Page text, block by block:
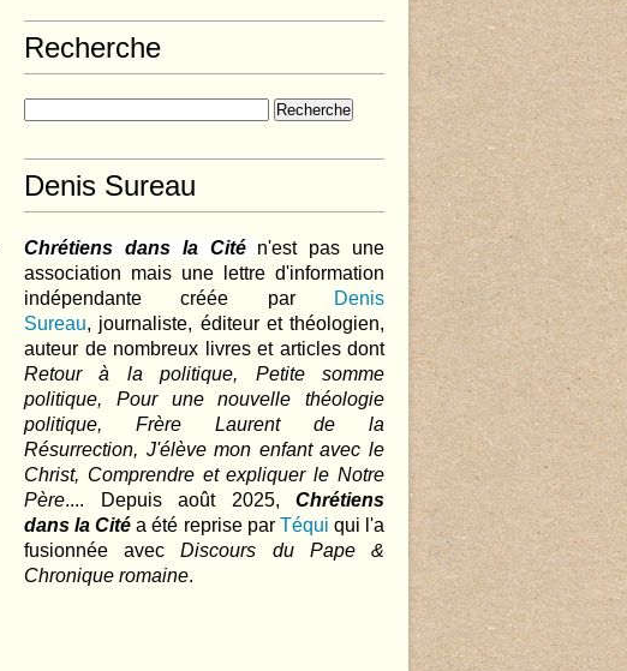
Recherche
Denis Sureau
Chrétiens dans la Cité
n'est pas une
association mais une lettre d'information
indépendante créée par
Denis
Sureau, journaliste, éditeur et théologien,
auteur de nombreux livres et articles dont
Retour à la politique, Petite somme
politique, Pour une nouvelle théologie
politique, Frère Laurent de la
Résurrection, J'élève mon enfant avec le
Christ, Comprendre et expliquer le Notre
Père.... Depuis août 2025, Chrétiens
dans la Cité a été reprise par Téqui qui l'a
fusionnée avecDiscours du Pape &
Chronique romaine.